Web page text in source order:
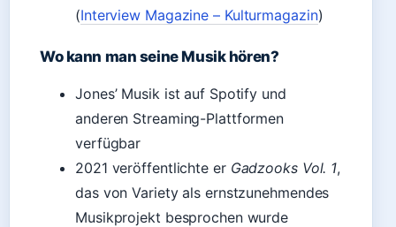
(Interview Magazine – Kulturmagazin)
Wo kann man seine Musik hören?
Jones’ Musik ist auf Spotify und
anderen Streaming-Plattformen
verfügbar
2021 veröffentlichte er Gadzooks Vol. 1,
das von Variety als ernstzunehmendes
Musikprojekt besprochen wurde